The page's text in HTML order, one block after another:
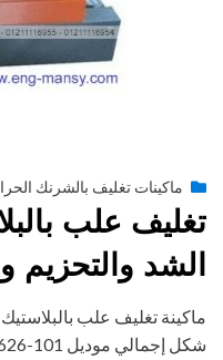
byengmansyPosted
on
أبريل 9, 2019
ماكينات تغليف بالشرنك
تغليف علب
الشد
ماكينة تغليف علب